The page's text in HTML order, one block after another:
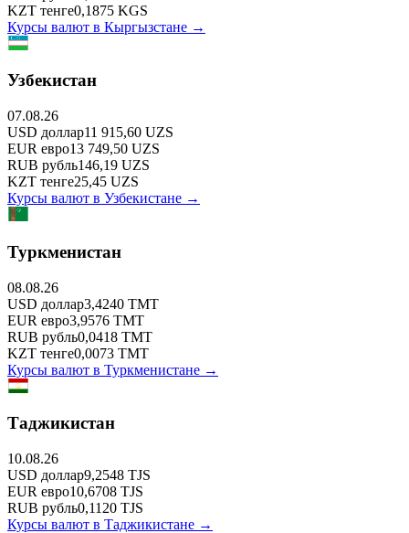
KZT тенге0,1875 KGS
Курсы валют в Кыргызстане →
Узбекистан
07.08.26
USD доллар11 915,60 UZS
EUR евро13 749,50 UZS
RUB рубль146,19 UZS
KZT тенге25,45 UZS
Курсы валют в Узбекистане →
Туркменистан
08.08.26
USD доллар3,4240 TMT
EUR евро3,9576 TMT
RUB рубль0,0418 TMT
KZT тенге0,0073 TMT
Курсы валют в Туркменистане →
Таджикистан
10.08.26
USD доллар9,2548 TJS
EUR евро10,6708 TJS
RUB рубль0,1120 TJS
Курсы валют в Таджикистане →